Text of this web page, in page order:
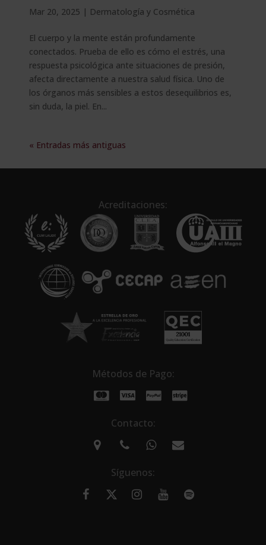
Mar 20, 2025 | Dermatología y Cosmética
El cuerpo y la mente están profundamente
conectados. Prueba de ello es cómo el estrés, una
respuesta psicológica ante situaciones de presión,
afecta directamente a nuestra salud física. Uno de
los órganos más sensibles a estos desequilibrios es,
sin duda, la piel. En...
« Entradas más antiguas
Acreditaciones:
Métodos de Pago:
Contacto:
Síguenos: